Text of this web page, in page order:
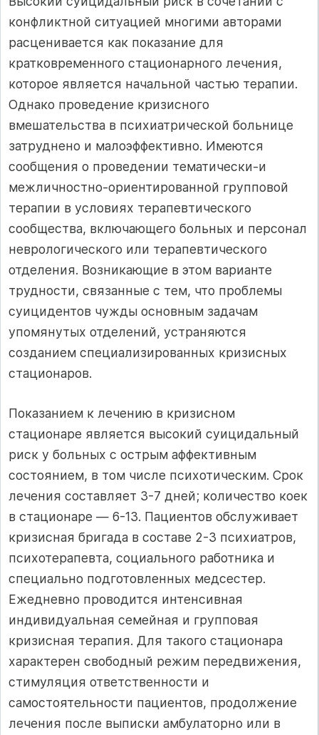
конфликтной ситуацией многими авторами
расценивается как показание для
кратковременного стационарного лечения,
которое является начальной частью терапии.
Однако проведение кризисного
вмешательства в психиатрической больнице
затруднено и малоэффективно. Имеются
сообщения о проведении тематически-и
межличностно-ориентированной групповой
терапии в условиях терапевтического
сообщества, включающего больных и персонал
неврологического или терапевтического
отделения. Возникающие в этом варианте
трудности, связанные с тем, что проблемы
суицидентов чужды основным задачам
упомянутых отделений, устраняются
созданием специализированных кризисных
стационаров.
Показанием к лечению в кризисном
стационаре является высокий суицидальный
риск у больных с острым аффективным
состоянием, в том числе психотическим. Срок
лечения составляет 3-7 дней; количество коек
в стационаре — 6-13. Пациентов обслуживает
кризисная бригада в составе 2-3 психиатров,
психотерапевта, социального работника и
специально подготовленных медсестер.
Ежедневно проводится интенсивная
индивидуальная семейная и групповая
кризисная терапия. Для такого стационара
характерен свободный режим передвижения,
стимуляция ответственности и
самостоятельности пациентов, продолжение
лечения после выписки амбулаторно или в